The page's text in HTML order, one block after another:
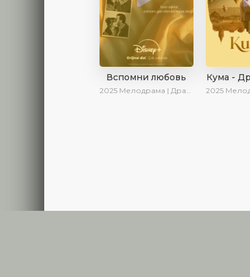
Вспомни любовь
2025 Мелодрама | Драма | Детектив | Комедия | Новинки | Сериалы 2025
Кума -
2025 Мелодрама |